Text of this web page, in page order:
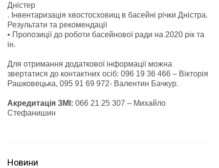
Дністер
. Інвентаризація хвостосховищ в басейні річки Дністра.
Результати та рекомендації
• Пропозиції до роботи басейнової ради на 2020 рік та
ін.
Для отримання додаткової інформації можна
звертатися до контактних осіб: 096 19 36 466 – Вікторія
Рашковецька, 095 91 69 972- Валентин Бачкур.
Акредитація ЗМІ: 066 21 25 307 – Михайло
Стефанишин
Новини